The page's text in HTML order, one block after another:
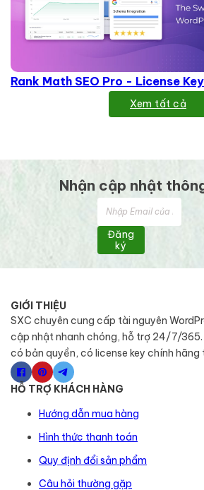
Rank Math SEO Pro - License
Xem tất cả
Nhận cập nhật
Đăng
ký
GIỚI THIỆU
SXC chuyên cung cấp tài nguyên
cập nhật nhanh chóng, hỗ trợ 24/7/365.
có bản quyền, có license key chính hãng
HỖ TRỢ KHÁCH HÀNG
Hướng dẫn mua hàng
Hình thức thanh toán
Quy định đổi sản phẩm
Câu hỏi thường gặp